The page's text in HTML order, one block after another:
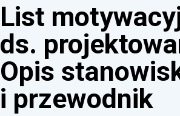
List
ds.
Opis
i przewodnik